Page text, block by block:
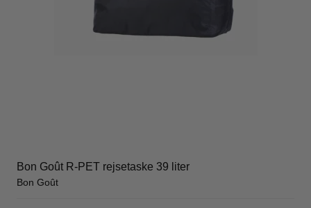
Bon Goût R-PET rejsetaske 39 liter
Bon Goût